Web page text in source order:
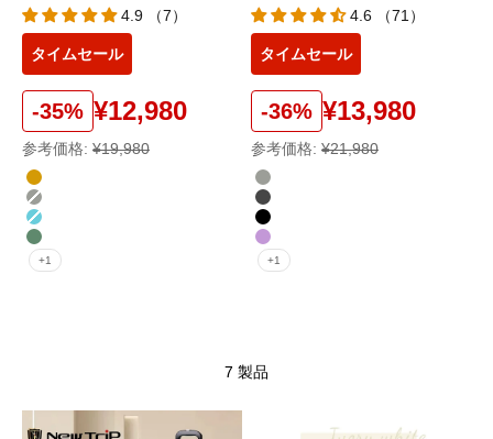
4.9 （7）
タイムセール
-35% ¥12,980
参考価格: ¥19,980
カラー
シャンパンゴールド
オートミールグレー
ヘイズブルー
ミッドナイトグリーン
+1
4.6 （71）
タイムセール
-36% ¥13,980
参考価格: ¥21,980
カラー
オートミールグレー
ガンブラック
ブラック
パープル
+1
7 製品